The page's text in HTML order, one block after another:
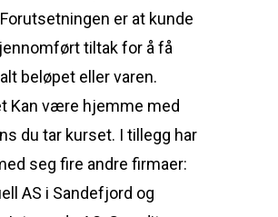
er at kunde
tiltak for å få
beløpet eller varen.
Kan være hjemme med
du tar kurset. I tillegg har
seg fire andre firmaer:
AS i Sandefjord og